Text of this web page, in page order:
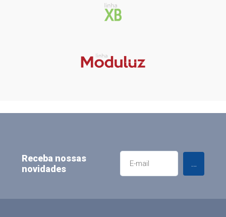
Receba nossas
novidades
Enviar